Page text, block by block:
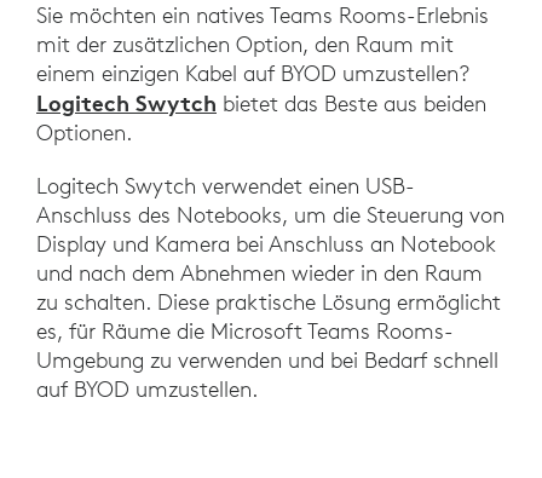
Sie möchten ein natives Teams Rooms-Erlebnis
mit der zusätzlichen Option, den Raum mit
einem einzigen Kabel auf BYOD umzustellen?
Logitech Swytch bietet das Beste aus beiden
Optionen.
Logitech Swytch verwendet einen USB-
Anschluss des Notebooks, um die Steuerung von
Display und Kamera bei Anschluss an Notebook
und nach dem Abnehmen wieder in den Raum
zu schalten. Diese praktische Lösung ermöglicht
es, für Räume die Microsoft Teams Rooms-
Umgebung zu verwenden und bei Bedarf schnell
auf BYOD umzustellen.